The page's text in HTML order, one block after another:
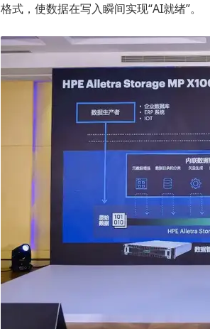
格式，使数据在写入瞬间实现“AI就绪”。